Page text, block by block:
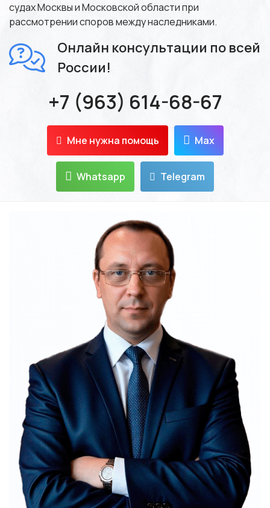
судах Москвы и Московской области при
рассмотрении споров между наследниками.
Онлайн консультации по всей
России!
+7 (963) 614-68-67
Мне нужна помощь Max
Whatsapp Telegram